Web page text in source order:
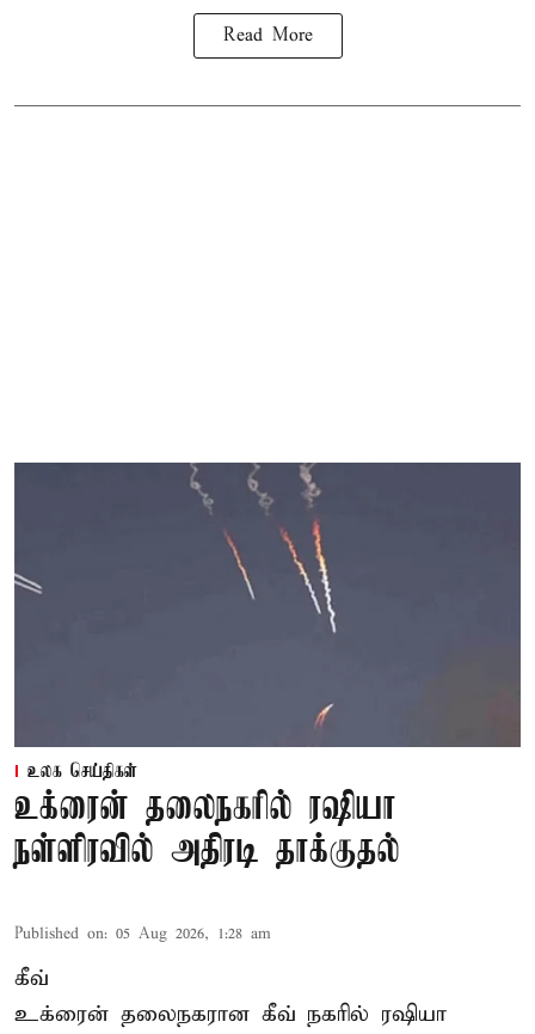
Read More
உலக செய்திகள்
உக்ரைன் தலைநகரில் ரஷியா
நள்ளிரவில் அதிரடி தாக்குதல்
Published on: 05 Aug 2026, 1:28 am
கீவ்
உக்ரைன் தலைநகரான கீவ் நகரில் ரஷியா